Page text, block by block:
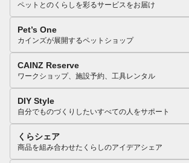
ペットとのくらしを彩るサービスをお届け
Pet’s One
カインズが展開するペットショップ
CAINZ Reserve
ワークショップ、施設予約、工具レンタル
DIY Style
自分でものづくりしたいすべての人をサポート
くらシェア
商品を組み合わせたくらしのアイデアシェア